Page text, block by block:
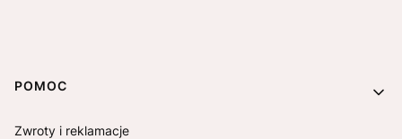
Linki w stopce
POMOC
Zwroty i reklamacje